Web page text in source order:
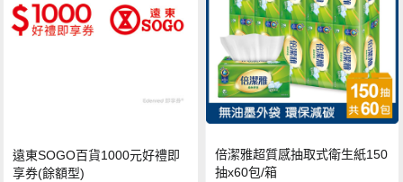
遠東SOGO百貨1000元好禮即
享券(餘額型)
倍潔雅超質感抽取式衛生紙150
抽x60包/箱